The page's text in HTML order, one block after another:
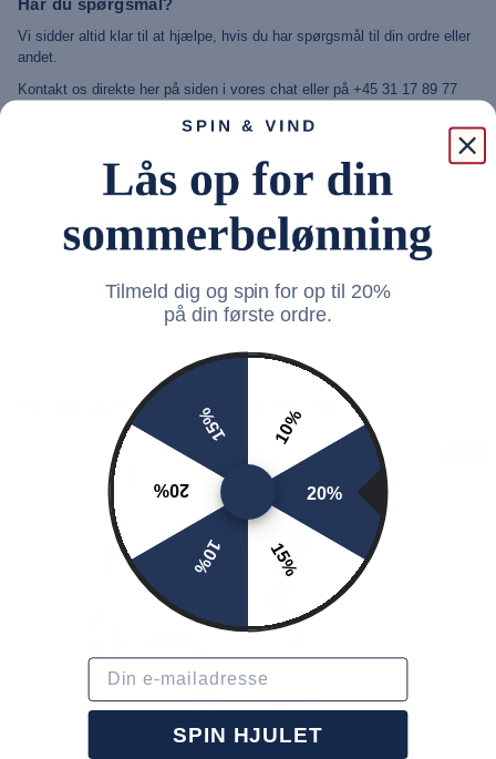
Har du spørgsmål?
Vi sidder altid klar til at hjælpe, hvis du har spørgsmål til din ordre eller
andet.
Kontakt os direkte her på siden i vores chat eller på +45 31 17 89 77
Du kan også altid sende os en mail på: info@uspoloassn.dk
Kunne du lide denne? Så vil du elske disse
Spotlight: Trending Products
Tilmeld dig og spin for op til 20%
på din første ordre.
10%
20%
15%
10%
20%
15%
Email
SPIN HJULET